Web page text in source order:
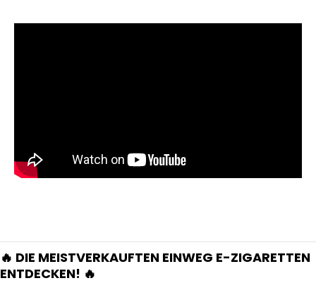
🔥 DIE MEISTVERKAUFTEN EINWEG E-ZIGARETTEN
ENTDECKEN! 🔥